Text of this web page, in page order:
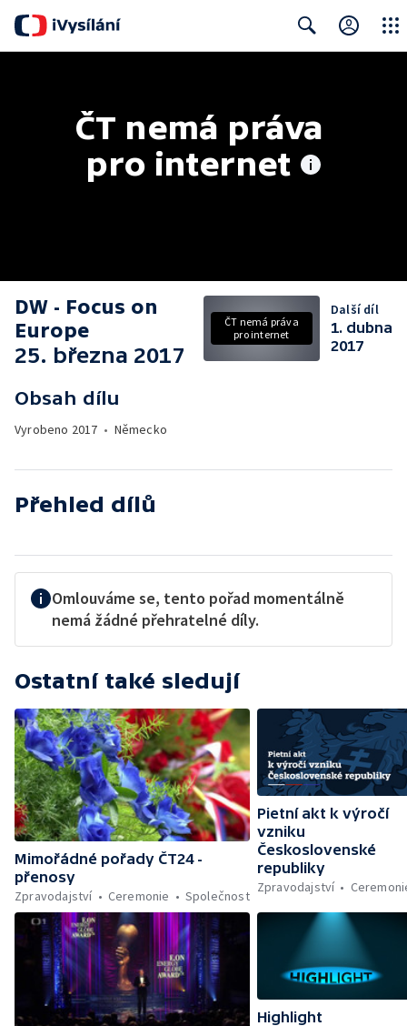
ČT nemá práva
pro internet
DW - Focus on
Europe
25. března 2017
Obsah dílu
Vyrobeno 2017 • Německo
ČT nemá práva
pro internet
Další díl
1. dubna
2017
Přehled dílů
Omlouváme se, tento pořad momentálně
nemá žádné přehratelné díly.
Ostatní také sledují
Mimořádné pořady ČT24 -
přenosy
Zpravodajství
Ceremonie Společnost
Pietní akt k výročí
vzniku
Československé
republiky
Zpravodajství
Highlight